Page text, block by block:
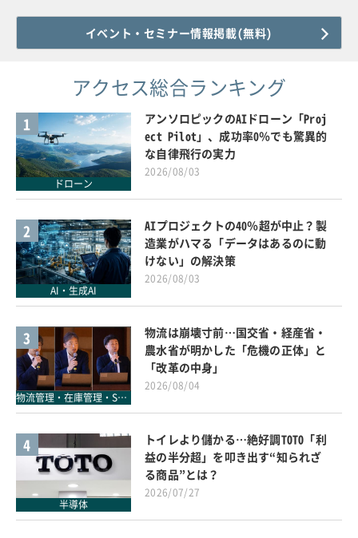
イベント・セミナー情報掲載(無料)
アクセス総合ランキング
1
ドローン
アンソロピックのAIドローン「Proj
ect Pilot」、成功率0％でも驚異的
な自律飛行の実力
2026/08/03
2
AI・生成AI
AIプロジェクトの40％超が中止？製
造業がハマる「データはあるのに動
けない」の解決策
2026/08/03
3
物流管理・在庫管理・SCM
物流は崩壊寸前…国交省・経産省・
農水省が明かした「危機の正体」と
「改革の中身」
2026/08/04
4
半導体
トイレより儲かる…絶好調TOTO「利
益の半分超」を叩き出す“知られざ
る商品”とは？
2026/07/27